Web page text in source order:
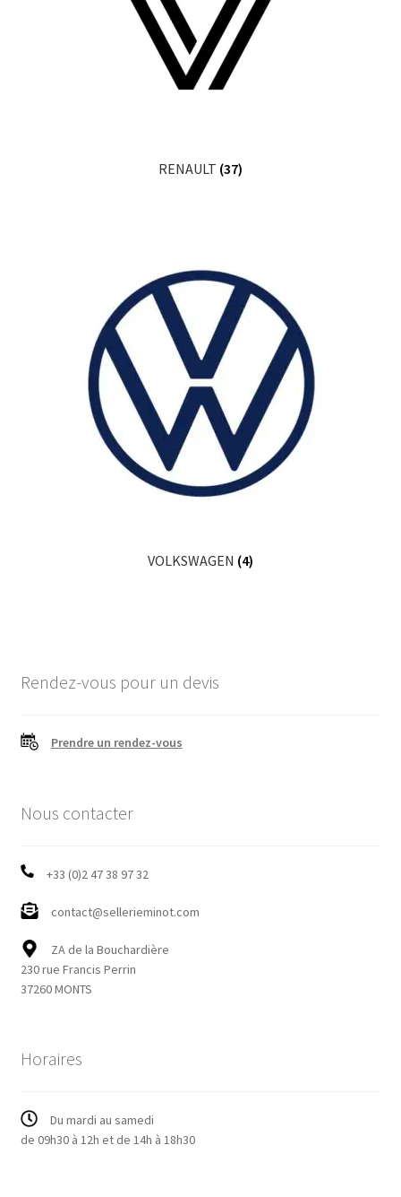
RENAULT (37)
VOLKSWAGEN (4)
Rendez-vous pour un devis
Prendre un rendez-vous
Nous contacter
+33 (0)2 47 38 97 32
contact@sellerieminot.com
ZA de la Bouchardière
230 rue Francis Perrin
37260 MONTS
Horaires
Du mardi au samedi
de 09h30 à 12h et de 14h à 18h30